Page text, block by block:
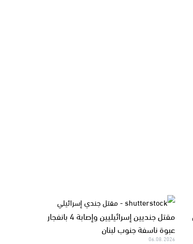
مقتل جنديين إسرائيليين وإصابة 4 بانفجار
عبوة ناسفة جنوب لبنان
06.08.2026